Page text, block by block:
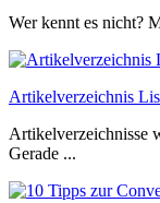
Wer kennt es nicht?
Artikelverzeichnis
Artikelverzeichnisse
Gerade ...